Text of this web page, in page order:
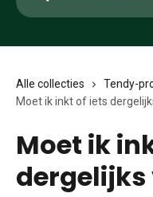
Alle collecties Tendy-
Moet ik inkt of iets
Moet ik
dergelijks